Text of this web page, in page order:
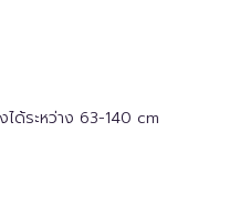
ด้ระหว่าง 63-140 cm